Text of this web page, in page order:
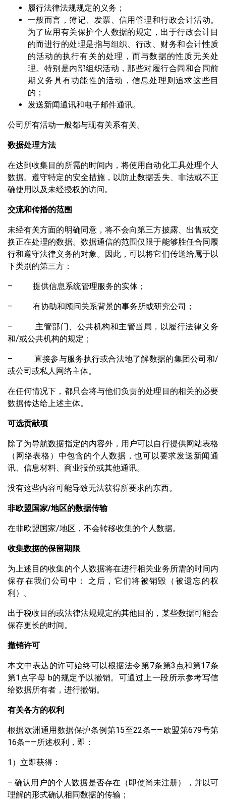
履行法律法规规定的义务；
一般而言，簿记、发票、信用管理和行政会计活动。
为了应用有关保护个人数据的规定，出于行政会计目
的而进行的处理是指与组织、行政、财务和会计性质
的活动的执行有关的处理，而与数据的性质无关处
理。特别是内部组织活动，那些对履行合同和合同前
期义务具有功能性的活动，信息处理则追求这些目
的；
发送新闻通讯和电子邮件通讯。
公司所有活动一般都与现有关系有关。
数据处理方法
在达到收集目的所需的时间内，将使用自动化工具处理个人
数据。遵守特定的安全措施，以防止数据丢失、非法或不正
确使用以及未经授权的访问。
交流和传播的范围
未经有关方面的明确同意，将不会向第三方披露、出售或交
换正在处理的数据。数据通信的范围仅限于能够胜任合同履
行和遵守法律义务的对象。因此，可以将它们传送给属于以
下类别的第三方：
– 提供信息系统管理服务的实体；
– 有协助和顾问关系背景的事务所或研究公司；
– 主管部门、公共机构和主管当局，以履行法律义务
和/或公共机构的规定；
– 直接参与服务执行或合法地了解数据的集团公司和/
或公司或私人网络主体。
在任何情况下，都只会将与他们负责的处理目的相关的必要
数据传达给上述主体。
可选贡献项
除了为导航数据指定的内容外，用户可以自行提供网站表格
（网络表格）中包含的个人数据，也可以要求发送新闻通
讯、信息材料、商业报价或其他通讯。
没有这些内容可能导致无法获得所要求的东西。
非欧盟国家/地区的数据传输
在非欧盟国家/地区，不会转移收集的个人数据。
收集数据的保留期限
为上述目的收集的个人数据将在进行相关业务所需的时间内
保存在我们公司中； 之后，它们将被销毁（被遗忘的权
利）。
出于税收目的或法律法规规定的其他目的，某些数据可能会
保存更长的时间。
撤销许可
本文中表达的许可始终可以根据法令第7条第3点和第17条
第1点字母 b的规定予以撤销。可通过上一段所示参考写信
给数据所有者，进行撤销。
有关各方的权利
根据欧洲通用数据保护条例第15至22条——欧盟第679号第
16条——所述权利，即：
1）立即获得：
– 确认用户的个人数据是否存在（即使尚未注册），并以可
理解的形式确认相同数据的传输；